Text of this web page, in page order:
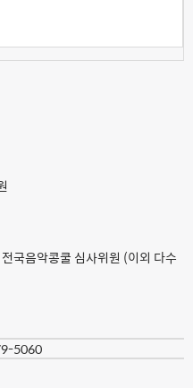
국음악콩쿨 심사위원 (이외 다수
5060